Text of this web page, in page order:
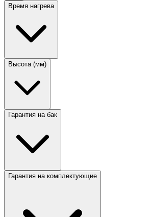
Время нагрева
Высота (мм)
Гарантия на бак
Гарантия на комплектующие